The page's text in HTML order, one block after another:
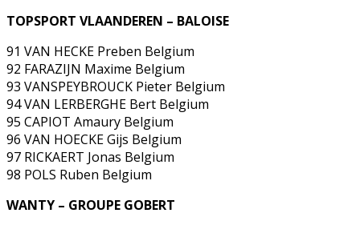
TOPSPORT VLAANDEREN – BALOISE
91 VAN HECKE Preben Belgium
92 FARAZIJN Maxime Belgium
93 VANSPEYBROUCK Pieter Belgium
94 VAN LERBERGHE Bert Belgium
95 CAPIOT Amaury Belgium
96 VAN HOECKE Gijs Belgium
97 RICKAERT Jonas Belgium
98 POLS Ruben Belgium
WANTY – GROUPE GOBERT